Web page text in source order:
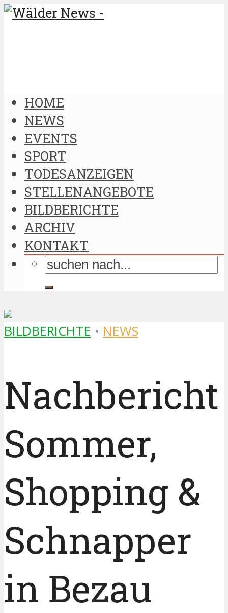
HOME
NEWS
EVENTS
SPORT
TODESANZEIGEN
STELLENANGEBOTE
BILDBERICHTE
ARCHIV
KONTAKT
BILDBERICHTE • NEWS
Nachbericht
Sommer,
Shopping &
Schnapper
in Bezau